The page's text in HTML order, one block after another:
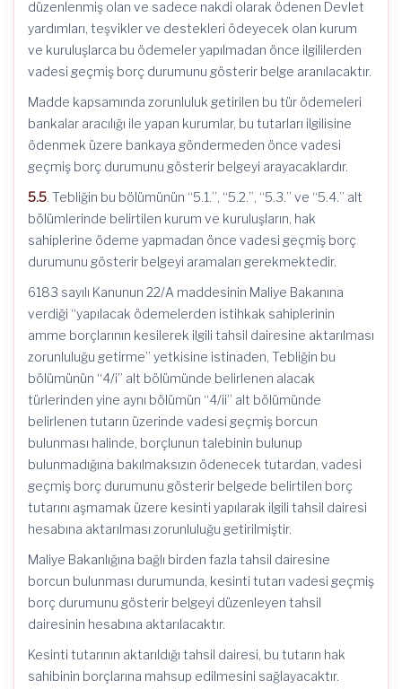
düzenlenmiş olan ve sadece nakdi olarak ödenen Devlet
yardımları, teşvikler ve destekleri ödeyecek olan kurum
ve kuruluşlarca bu ödemeler yapılmadan önce ilgililerden
vadesi geçmiş borç durumunu gösterir belge aranılacaktır.
Madde kapsamında zorunluluk getirilen bu tür ödemeleri
bankalar aracılığı ile yapan kurumlar, bu tutarları ilgilisine
ödenmek üzere bankaya göndermeden önce vadesi
geçmiş borç durumunu gösterir belgeyi arayacaklardır.
5.5. Tebliğin bu bölümünün “5.1.”, “5.2.”, “5.3.” ve “5.4.” alt
bölümlerinde belirtilen kurum ve kuruluşların, hak
sahiplerine ödeme yapmadan önce vadesi geçmiş borç
durumunu gösterir belgeyi aramaları gerekmektedir.
6183 sayılı Kanunun 22/A maddesinin Maliye Bakanına
verdiği “yapılacak ödemelerden istihkak sahiplerinin
amme borçlarının kesilerek ilgili tahsil dairesine aktarılması
zorunluluğu getirme” yetkisine istinaden, Tebliğin bu
bölümünün “4/i” alt bölümünde belirlenen alacak
türlerinden yine aynı bölümün “4/ii” alt bölümünde
belirlenen tutarın üzerinde vadesi geçmiş borcun
bulunması halinde, borçlunun talebinin bulunup
bulunmadığına bakılmaksızın ödenecek tutardan, vadesi
geçmiş borç durumunu gösterir belgede belirtilen borç
tutarını aşmamak üzere kesinti yapılarak ilgili tahsil dairesi
hesabına aktarılması zorunluluğu getirilmiştir.
Maliye Bakanlığına bağlı birden fazla tahsil dairesine
borcun bulunması durumunda, kesinti tutarı vadesi geçmiş
borç durumunu gösterir belgeyi düzenleyen tahsil
dairesinin hesabına aktarılacaktır.
Kesinti tutarının aktarıldığı tahsil dairesi, bu tutarın hak
sahibinin borçlarına mahsup edilmesini sağlayacaktır.